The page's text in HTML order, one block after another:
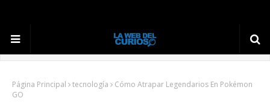
Página Principal tecnología
Cómo Atrapar Legendarios En Pokémon
GO